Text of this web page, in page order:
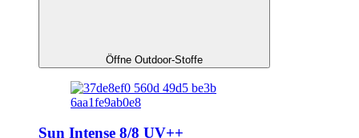
Öffne Outdoor-Stoffe
Sun Intense 8/8 UV++